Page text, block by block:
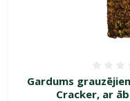
Gardums
Cracker, ar